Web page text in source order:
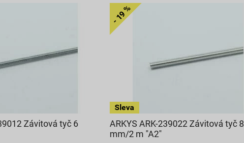
Závitová tyč 6
ARKYS ARK-239022 Závitová tyč 8
mm/2 m "A2"